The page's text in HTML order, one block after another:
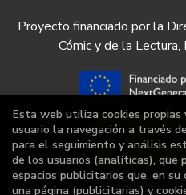
Proyecto financiado por la
Cómic y de la
Esta web utiliza cookies
usuario la navegación a través
para el seguimiento y análisis
de los usuarios (analíticas), que
espacios publicitarios que, en
una página (publicitarias) y